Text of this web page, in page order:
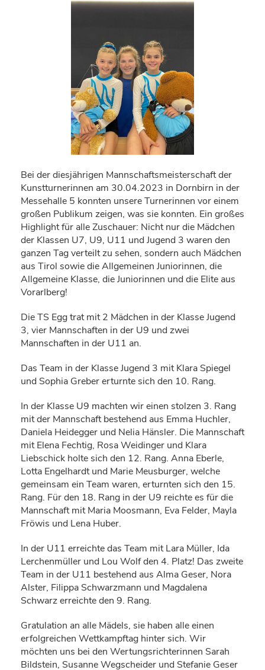
Bei der diesjährigen Mannschaftsmeisterschaft der
Kunstturnerinnen am 30.04.2023 in Dornbirn in der
Messehalle 5 konnten unsere Turnerinnen vor einem
großen Publikum zeigen, was sie konnten. Ein großes
Highlight für alle Zuschauer: Nicht nur die Mädchen
der Klassen U7, U9, U11 und Jugend 3 waren den
ganzen Tag verteilt zu sehen, sondern auch Mädchen
aus Tirol sowie die Allgemeinen Juniorinnen, die
Allgemeine Klasse, die Juniorinnen und die Elite aus
Vorarlberg!
Die TS Egg trat mit 2 Mädchen in der Klasse Jugend
3, vier Mannschaften in der U9 und zwei
Mannschaften in der U11 an.
Das Team in der Klasse Jugend 3 mit Klara Spiegel
und Sophia Greber erturnte sich den 10. Rang.
In der Klasse U9 machten wir einen stolzen 3. Rang
mit der Mannschaft bestehend aus Emma Huchler,
Daniela Heidegger und Nelia Hänsler. Die Mannschaft
mit Elena Fechtig, Rosa Weidinger und Klara
Liebschick holte sich den 12. Rang. Anna Eberle,
Lotta Engelhardt und Marie Meusburger, welche
gemeinsam ein Team waren, erturnten sich den 15.
Rang. Für den 18. Rang in der U9 reichte es für die
Mannschaft mit Maria Moosmann, Eva Felder, Mayla
Fröwis und Lena Huber.
In der U11 erreichte das Team mit Lara Müller, Ida
Lerchenmüller und Lou Wolf den 4. Platz! Das zweite
Team in der U11 bestehend aus Alma Geser, Nora
Alster, Filippa Schwarzmann und Magdalena
Schwarz erreichte den 9. Rang.
Gratulation an alle Mädels, sie haben alle einen
erfolgreichen Wettkampftag hinter sich. Wir
möchten uns bei den Wertungsrichterinnen Sarah
Bildstein, Susanne Wegscheider und Stefanie Geser